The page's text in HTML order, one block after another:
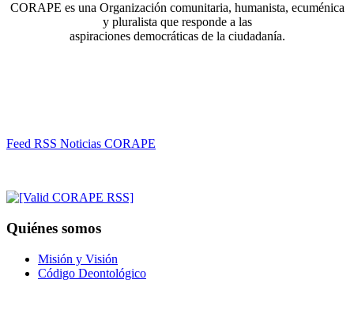
CORAPE es una Organización comunitaria, humanista, ecuménica
y pluralista que responde a las
aspiraciones democráticas de la ciudadanía.
Feed RSS Noticias CORAPE
Quiénes somos
Misión y Visión
Código Deontológico